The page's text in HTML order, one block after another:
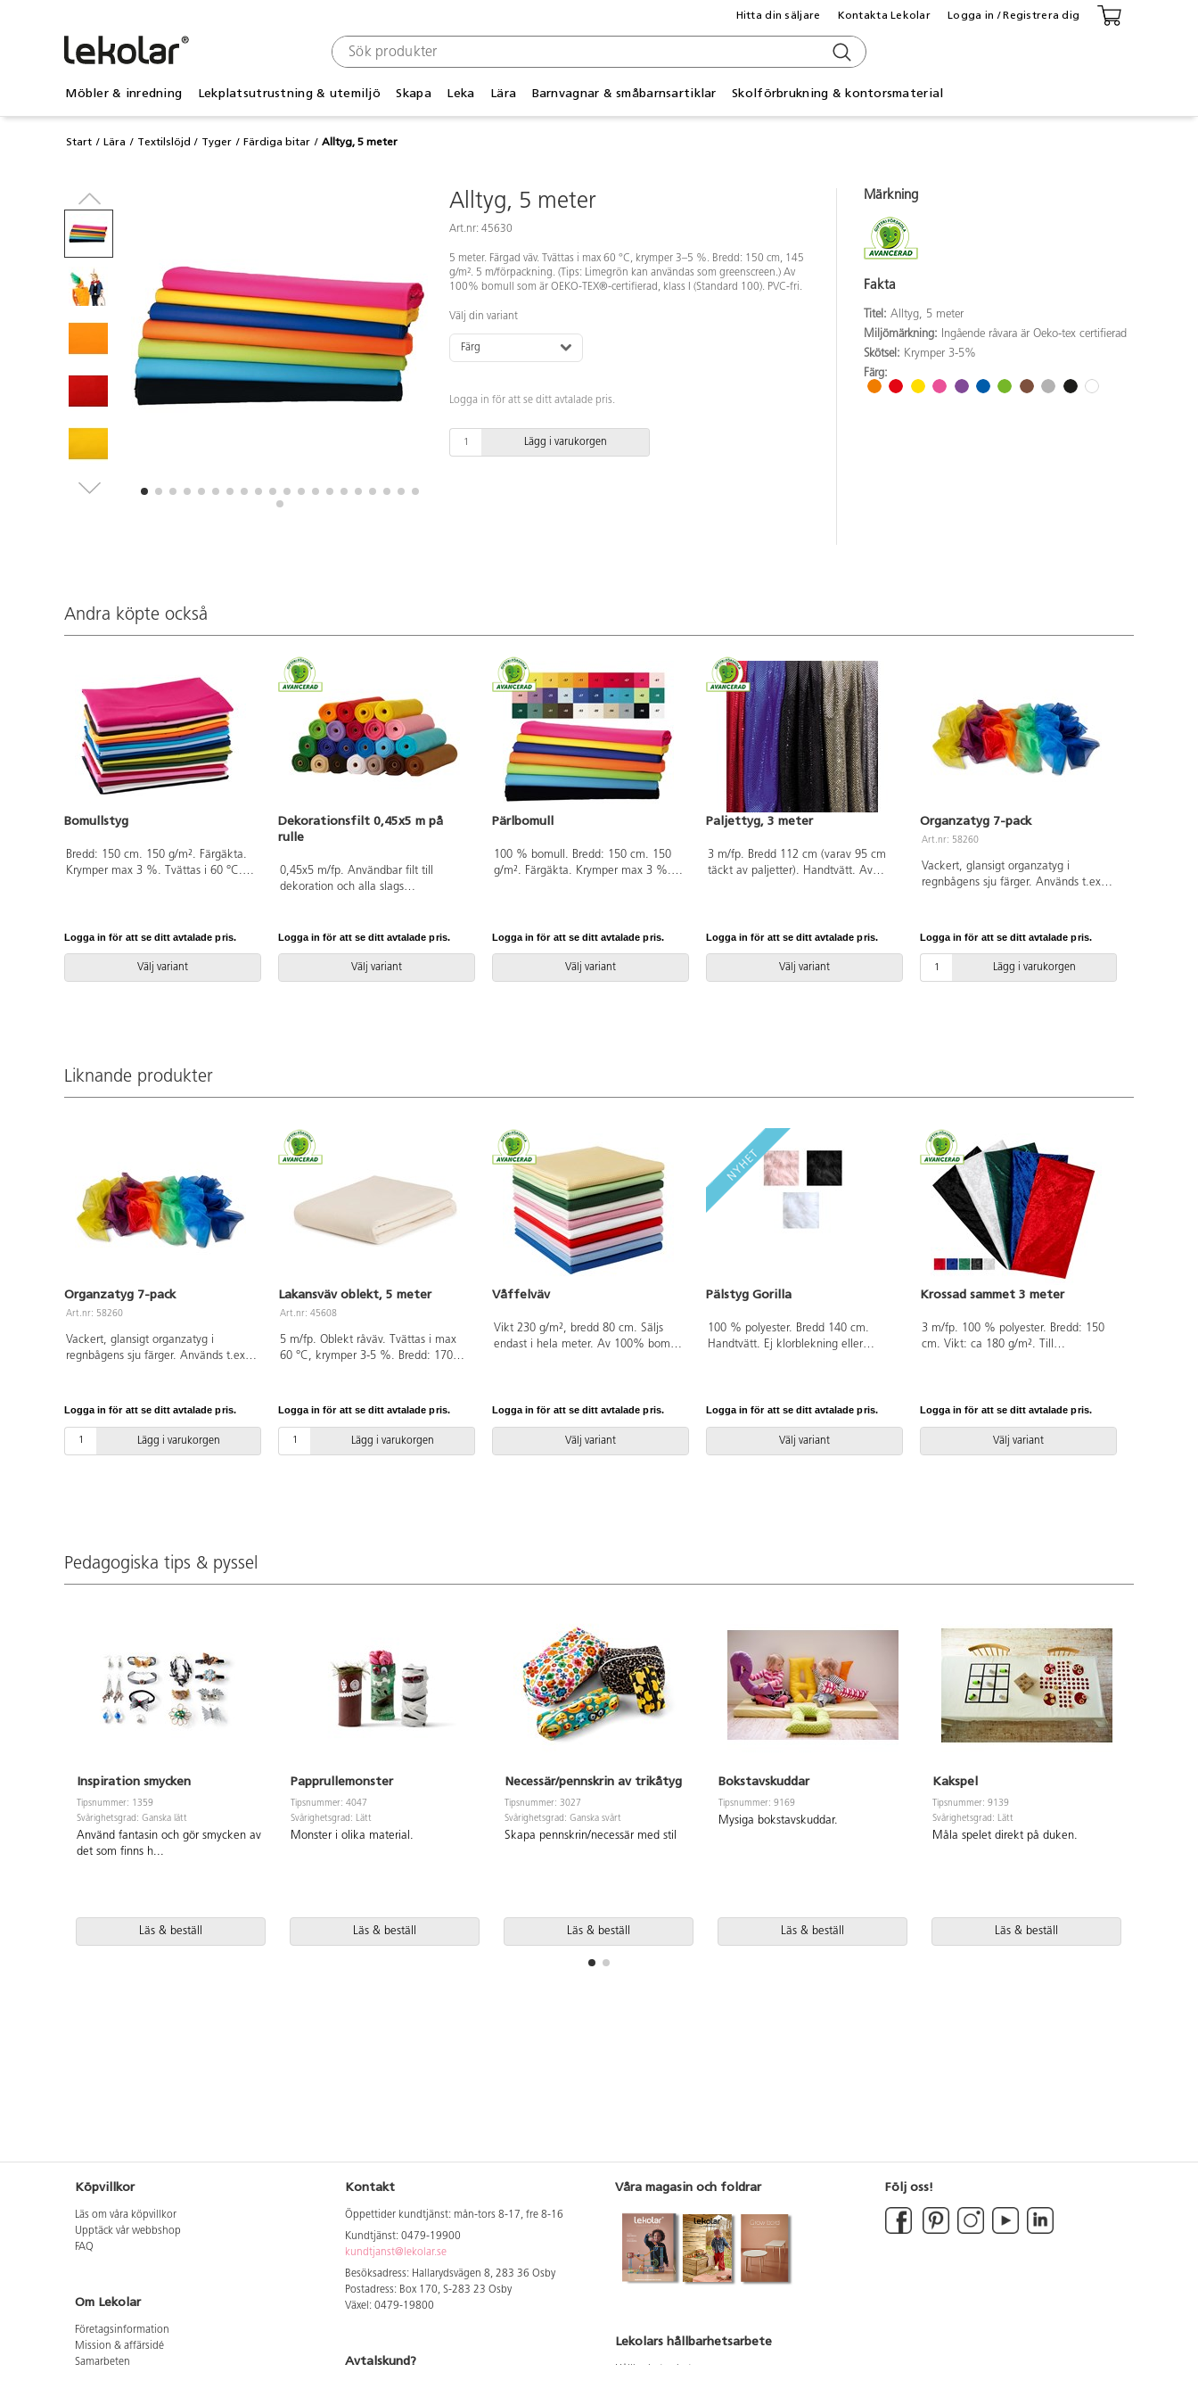
Möbler & inredning Lekplatsutrustning & utemiljö Skapa Leka Lära Barnvagnar & småbarnsartiklar Skolförbrukning & kontorsmaterial
Hitta din säljare Kontakta Lekolar Logga in / Registrera dig
Start Lära Textilslöjd Tyger Färdiga bitar Alltyg, 5 meter
Alltyg, 5 meter
Art.nr: 45630
5 meter. Färgad väv. Tvättas i max 60 °C, krymper 3–5 %. Bredd: 150 cm, 145
g/m². 5 m/förpackning. (Tips: Limegrön kan användas som greenscreen.) Av
100% bomull som är OEKO-TEX®-certifierad, klass I (Standard 100). PVC-fri.
Välj din variant
Färg
Logga in för att se ditt avtalade pris.
Lägg i varukorgen
Märkning
Fakta
Titel: Alltyg, 5 meter
Miljömärkning:
Ingående råvara är Oeko-tex certifierad
Skötsel: Krymper 3-5%
Färg:
Andra köpte också
Bomullstyg
Bredd: 150 cm. 150 g/m². Färgäkta.
Krymper max 3 %. Tvättas i 60 °C.
Logga in för att se ditt avtalade pris.
Välj variant
Dekorationsfilt 0,45x5 m på
rulle
0,45x5 m/fp. Användbar filt till
dekoration och alla slags
170 g. Av 100 % polyester. Levereras
på rulle. PVC-fri.
Logga in för att se ditt avtalade pris.
Välj variant
Pärlbomull
100 % bomull. Bredd: 150 cm. 150
g/m². Färgäkta. Krymper max 3 %.
Logga in för att se ditt avtalade pris.
Välj variant
Paljettyg, 3 meter
3 m/fp. Bredd 112 cm (varav 95 cm
täckt av paljetter). Handtvätt. Av
Logga in för att se ditt avtalade pris.
Välj variant
Organzatyg 7-pack
Art.nr: 58260
Vackert, glansigt organzatyg i
regnbågens sju färger. Används t.ex.
Logga in för att se ditt avtalade pris.
Lägg i varukorgen
Liknande produkter
Organzatyg 7-pack
Art.nr: 58260
Vackert, glansigt organzatyg i
regnbågens sju färger. Används t.ex.
Logga in för att se ditt avtalade pris.
Lägg i varukorgen
Lakansväv oblekt, 5 meter
Art.nr: 45608
5 m/fp. Oblekt råväv. Tvättas i max
60 °C, krymper 3-5 %. Bredd: 170
Logga in för att se ditt avtalade pris.
Lägg i varukorgen
Våffelväv
Vikt 230 g/m², bredd 80 cm. Säljs
endast i hela meter. Av 100% bomull
Logga in för att se ditt avtalade pris.
Välj variant
Pälstyg Gorilla
100 % polyester. Bredd 140 cm.
Handtvätt. Ej klorblekning eller
Logga in för att se ditt avtalade pris.
Välj variant
Krossad sammet 3 meter
3 m/fp. 100 % polyester. Bredd: 150
cm. Vikt: ca 180 g/m². Till
Logga in för att se ditt avtalade pris.
Välj variant
Pedagogiska tips & pyssel
Inspiration smycken
Tipsnummer: 1359
Svårighetsgrad: Ganska lätt
Använd fantasin och gör smycken av
det som finns h...
Läs & beställ
Papprullemonster
Tipsnummer: 4047
Svårighetsgrad: Lätt
Monster i olika material.
Läs & beställ
Necessär/pennskrin av trikåtyg
Tipsnummer: 3027
Svårighetsgrad: Ganska svårt
Skapa pennskrin/necessär med stil
Läs & beställ
Bokstavskuddar
Tipsnummer: 9169
Mysiga bokstavskuddar.
Läs & beställ
Kakspel
Tipsnummer: 9139
Svårighetsgrad: Lätt
Måla spelet direkt på duken.
Läs & beställ
Köpvillkor
Läs om våra köpvillkor
Upptäck vår webbshop
FAQ
Om Lekolar
Företagsinformation
Mission & affärsidé
Samarbeten
Kontakt
Öppettider kundtjänst: mån-tors 8-17, fre 8-16
Kundtjänst: 0479-19900
kundtjanst@lekolar.se
Besöksadress: Hallarydsvägen 8, 283 36 Osby
Postadress: Box 170, S-283 23 Osby
Växel: 0479-19800
Avtalskund?
Våra magasin och foldrar
Lekolars hållbarhetsarbete
Följ oss!